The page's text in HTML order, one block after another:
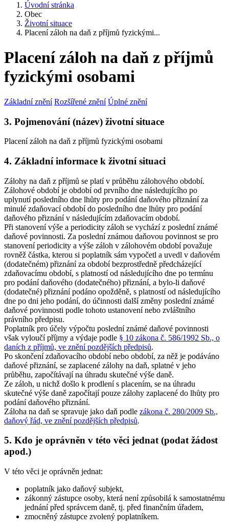
Úvodní stránka
Obec
Životní situace
Placení záloh na daň z příjmů fyzickými...
Placení záloh na daň z příjmů
fyzickými osobami
Základní znění Rozšířené znění Úplné znění
3. Pojmenování (název) životní situace
Placení záloh na daň z příjmů fyzickými osobami
4. Základní informace k životní situaci
Zálohy na daň z příjmů se platí v průběhu zálohového období.
Zálohové období je období od prvního dne následujícího po
uplynutí posledního dne lhůty pro podání daňového přiznání za
minulé zdaňovací období do posledního dne lhůty pro podání
daňového přiznání v následujícím zdaňovacím období.
Při stanovení výše a periodicity záloh se vychází z poslední známé
daňové povinnosti. Za poslední známou daňovou povinnost se pro
stanovení periodicity a výše záloh v zálohovém období považuje
rovněž částka, kterou si poplatník sám vypočetl a uvedl v daňovém
(dodatečném) přiznání za období bezprostředně předcházející
zdaňovacímu období, s platností od následujícího dne po termínu
pro podání daňového (dodatečného) přiznání, a bylo-li daňové
(dodatečné) přiznání podáno opožděně, s platností od následujícího
dne po dni jeho podání, do účinnosti další změny poslední známé
daňové povinnosti podle tohoto ustanovení nebo zvláštního
právního předpisu.
Poplatník pro účely výpočtu poslední známé daňové povinnosti
však vyloučí příjmy a výdaje podle § 10 zákona č. 586/1992 Sb., o
daních z příjmů, ve znění pozdějších předpisů.
Po skončení zdaňovacího období nebo období, za něž je podáváno
daňové přiznání, se zaplacené zálohy na daň, splatné v jeho
průběhu, započítávají na úhradu skutečné výše daně.
Ze záloh, u nichž došlo k prodlení s placením, se na úhradu
skutečné výše daně započítají pouze zálohy zaplacené do lhůty pro
podání daňového přiznání.
Záloha na daň se spravuje jako daň podle zákona č. 280/2009 Sb.,
daňový řád, ve znění pozdějších předpisů.
5. Kdo je oprávněn v této věci jednat (podat žádost
apod.)
V této věci je oprávněn jednat:
poplatník jako daňový subjekt,
zákonný zástupce osoby, která není způsobilá k samostatnému
jednání před správcem daně, tj. před finančním úřadem,
zmocněný zástupce zvolený poplatníkem.